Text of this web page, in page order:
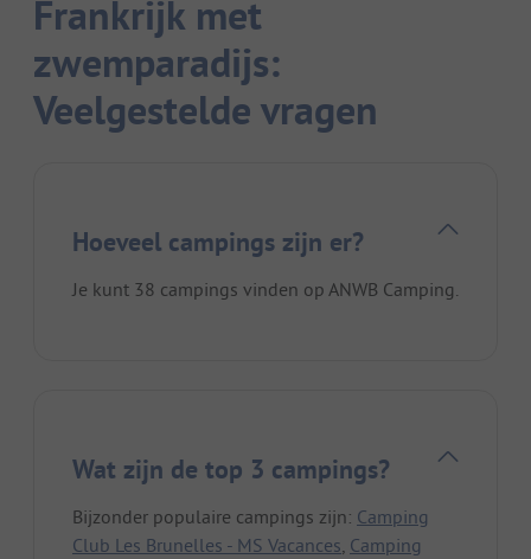
Frankrijk met
zwemparadijs:
Veelgestelde vragen
Hoeveel campings zijn er?
Je kunt 38 campings vinden op ANWB Camping.
Wat zijn de top 3 campings?
Bijzonder populaire campings zijn: Camping
Club Les Brunelles - MS Vacances, Camping